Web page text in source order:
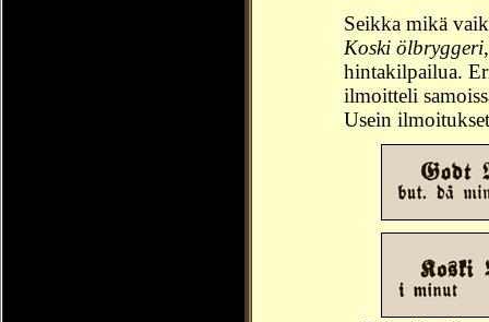
Seikka mikä
Koski ölbryggeri
hintakilpailua.
ilmoitteli
Usein